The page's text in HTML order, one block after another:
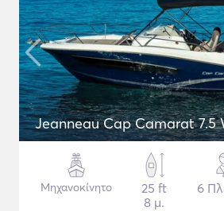
Jeanneau Cap Camarat 7.5
Μηχανοκίνητο
25 ft
8 μ.
6